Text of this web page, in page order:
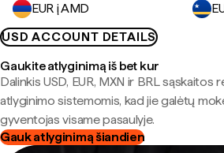
EUR į AMD
USD ACCOUNT DETAILS
Gaukite atlyginimą iš bet kur
Dalinkis USD, EUR, MXN ir BRL sąskaitos
atlyginimo sistemomis, kad jie galėtų
gyventojas visame pasaulyje.
Gauk atlyginimą šiandien